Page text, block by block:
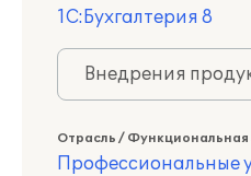
1С:Бухгалтерия 8
Внедрения
Отрасль / Функциональная
Профессиональные